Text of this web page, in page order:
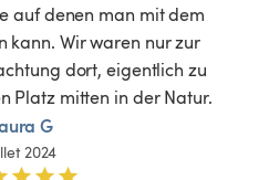
auf denen man mit dem
kann. Wir waren nur zur
dort, eigentlich zu
Platz mitten in der Natur.
G
2024